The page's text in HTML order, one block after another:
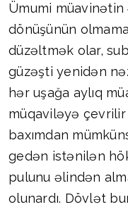
Ümumi
dönüşünün
düzəltmək olar,
güzəşti yenidən
hər uşağa aylıq
müqaviləyə
baxımdan
gedən istənilən
pulunu əlindən
olunardı. Dövlət